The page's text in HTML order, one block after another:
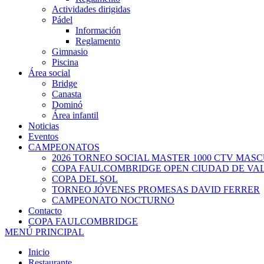
Actividades dirigidas
Pádel
Información
Reglamento
Gimnasio
Piscina
Área social
Bridge
Canasta
Dominó
Área infantil
Noticias
Eventos
CAMPEONATOS
2026 TORNEO SOCIAL MASTER 1000 CTV
COPA FAULCOMBRIDGE OPEN CIUDAD DE
COPA DEL SOL
TORNEO JÓVENES PROMESAS DAVID FERRER
CAMPEONATO NOCTURNO
Contacto
COPA FAULCOMBRIDGE
MENÚ PRINCIPAL
Inicio